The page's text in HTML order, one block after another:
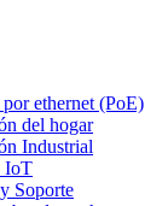
ethernet (PoE)
del hogar
Industrial
IoT
Soporte